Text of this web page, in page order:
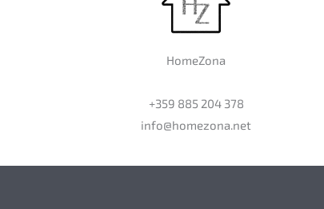
HomeZona
+359 885 204 378
info@homezona.net